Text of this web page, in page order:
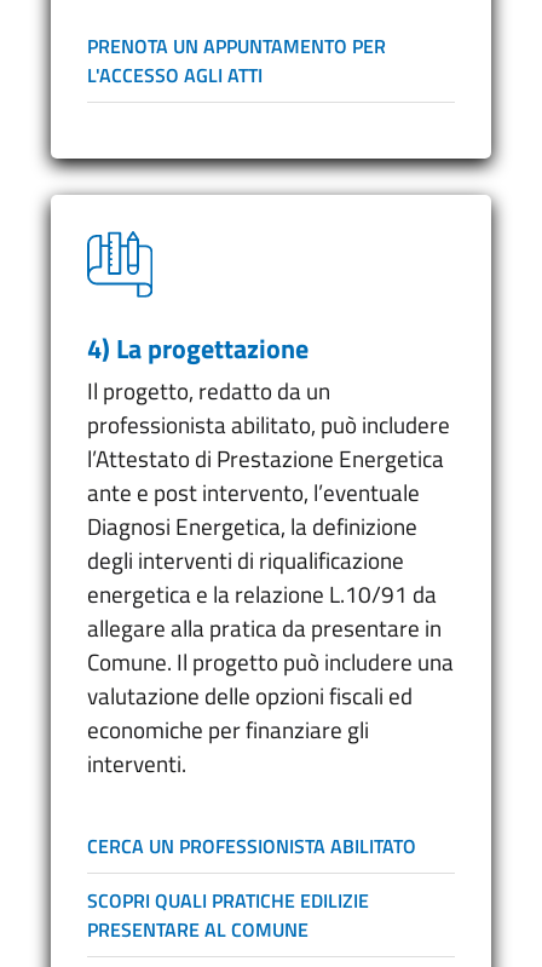
PRENOTA UN APPUNTAMENTO PER
L'ACCESSO AGLI ATTI
4) La progettazione
Il progetto, redatto da un
professionista abilitato, può includere
l’Attestato di Prestazione Energetica
ante e post intervento, l’eventuale
Diagnosi Energetica, la definizione
degli interventi di riqualificazione
energetica e la relazione L.10/91 da
allegare alla pratica da presentare in
Comune. Il progetto può includere una
valutazione delle opzioni fiscali ed
economiche per finanziare gli
interventi.
CERCA UN PROFESSIONISTA ABILITATO
SCOPRI QUALI PRATICHE EDILIZIE
PRESENTARE AL COMUNE